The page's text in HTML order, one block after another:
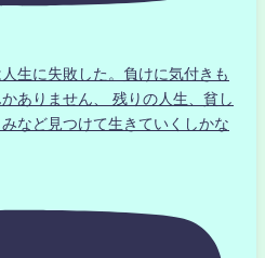
生に失敗した。負けに気付きも
ありません、 残りの人生、貧し
など見つけて生きていくしかな